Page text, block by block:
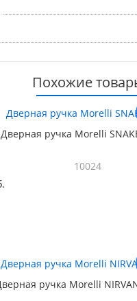
Похожие
Дверная ручка Morelli
10024
ручка Morelli